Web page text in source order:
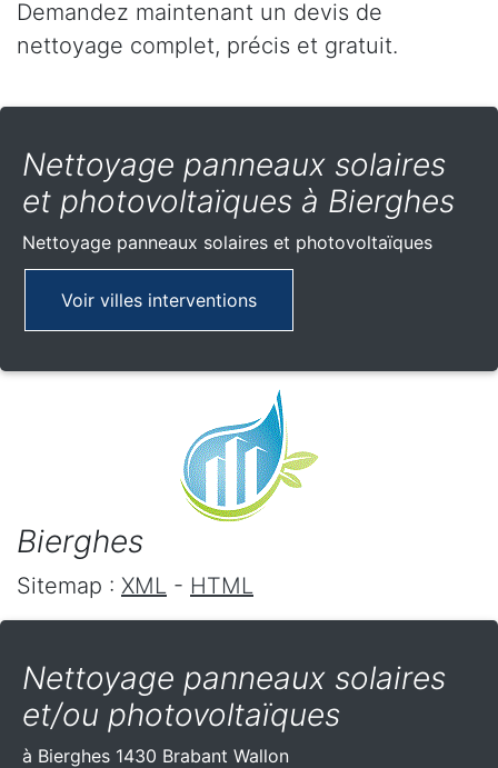
Demandez maintenant un devis de
nettoyage complet, précis et gratuit.
Nettoyage panneaux solaires
et photovoltaïques à Bierghes
Nettoyage panneaux solaires et photovoltaïques
Voir villes interventions
Bierghes
Sitemap : XML - HTML
Nettoyage panneaux solaires
et/ou photovoltaïques
à Bierghes 1430 Brabant Wallon